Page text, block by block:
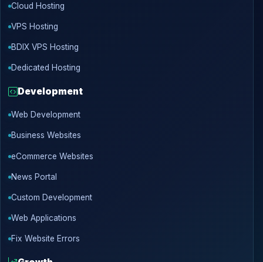
Cloud Hosting
VPS Hosting
BDIX VPS Hosting
Dedicated Hosting
Development
Web Development
Business Websites
eCommerce Websites
News Portal
Custom Development
Web Applications
Fix Website Errors